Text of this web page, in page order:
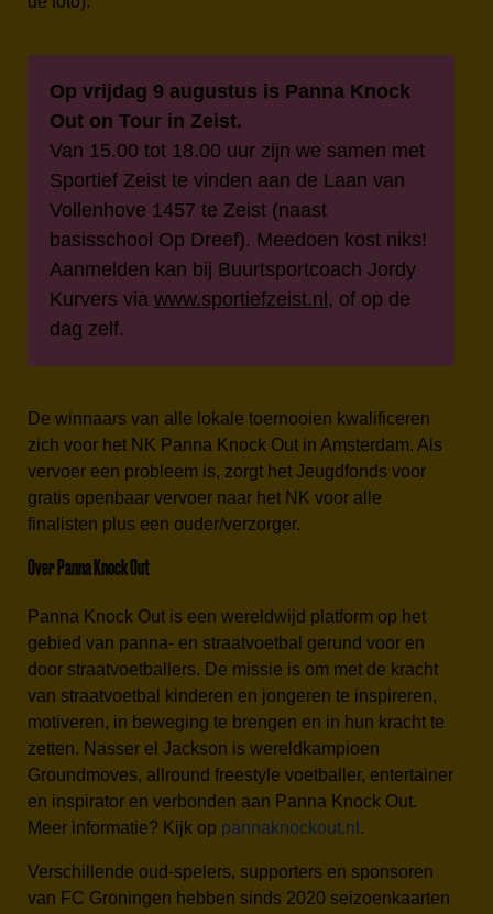
Op vrijdag 9 augustus is Panna Knock
Out on Tour in Zeist.
Van 15.00 tot 18.00 uur zijn we samen met
Sportief Zeist te vinden aan de Laan van
Vollenhove 1457 te Zeist (naast
basisschool Op Dreef). Meedoen kost niks!
Aanmelden kan bij Buurtsportcoach Jordy
Kurvers via www.sportiefzeist.nl, of op de
dag zelf.
De winnaars van alle lokale toernooien kwalificeren
zich voor het NK Panna Knock Out in Amsterdam. Als
vervoer een probleem is, zorgt het Jeugdfonds voor
gratis openbaar vervoer naar het NK voor alle
finalisten plus een ouder/verzorger.
Over Panna Knock Out
Panna Knock Out is een wereldwijd platform op het
gebied van panna- en straatvoetbal gerund voor en
door straatvoetballers. De missie is om met de kracht
van straatvoetbal kinderen en jongeren te inspireren,
motiveren, in beweging te brengen en in hun kracht te
zetten. Nasser el Jackson is wereldkampioen
Groundmoves, allround freestyle voetballer, entertainer
en inspirator en verbonden aan Panna Knock Out.
Meer informatie? Kijk op pannaknockout.nl .
Verschillende oud-spelers, supporters en sponsoren
van FC Groningen hebben sinds 2020 seizoenkaarten